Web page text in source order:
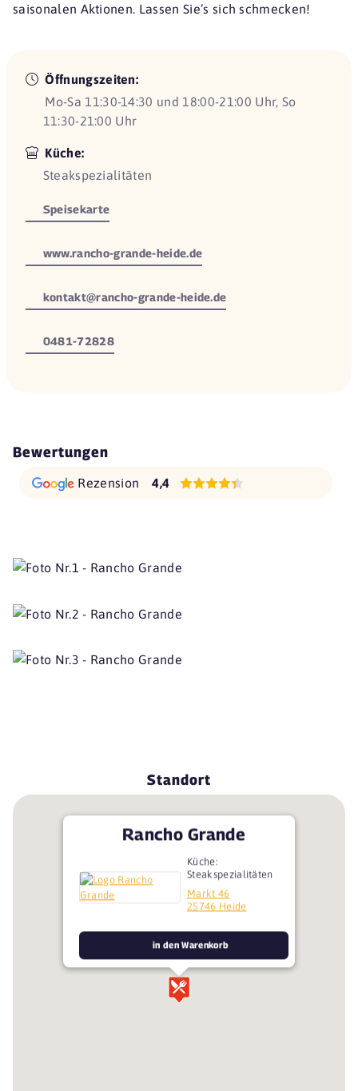
saisonalen Aktionen. Lassen Sie’s sich schmecken!
Öffnungszeiten:
Mo-Sa 11:30-14:30 und 18:00-21:00 Uhr, So
11:30-21:00 Uhr
Küche:
Steakspezialitäten
Speisekarte
www.rancho-grande-heide.de
kontakt@rancho-grande-heide.de
0481-72828
Bewertungen
Rezension 4,4
Standort
Rancho Grande
Küche:
Steakspezialitäten
Markt 46
25746 Heide
in den Warenkorb